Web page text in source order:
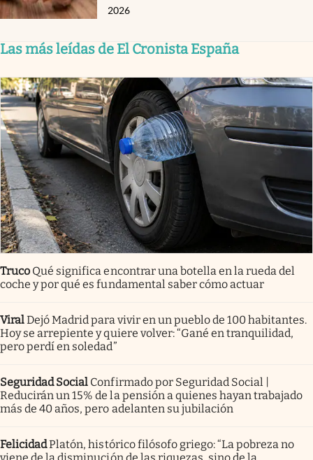
2026
Las más leídas de El Cronista España
Truco Qué significa encontrar una botella en la rueda del
coche y por qué es fundamental saber cómo actuar
ViralDejó Madrid para vivir en un pueblo de 100 habitantes.
Hoy se arrepiente y quiere volver: “Gané en tranquilidad,
pero perdí en soledad”
Seguridad Social Confirmado por Seguridad Social |
Reducirán un 15% de la pensión a quienes hayan trabajado
más de 40 años, pero adelanten su jubilación
FelicidadPlatón, histórico filósofo griego: “La pobreza no